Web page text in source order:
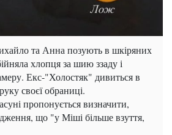
та Анна позують в шкіряних
хлопця за шию ззаду і
Екс-"Холостяк" дивиться в
своєї обраниці.
пропонується визначити,
що "у Міші більше взуття,